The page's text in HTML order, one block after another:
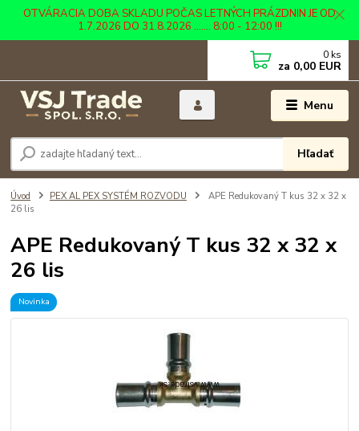
OTVÁRACIA DOBA SKLADU POČAS LETNÝCH PRÁZDNIN JE OD
1.7.2026 DO 31.8.2026 ....... 8:00 - 12:00 !!!
Menu
Hľadať
0 ks
za 0,00 EUR
Úvod PEX AL PEX SYSTÉM ROZVODU
APE Redukovaný T kus 32 x 32 x
26 lis
APE Redukovaný T kus 32 x 32 x
26 lis
Novinka